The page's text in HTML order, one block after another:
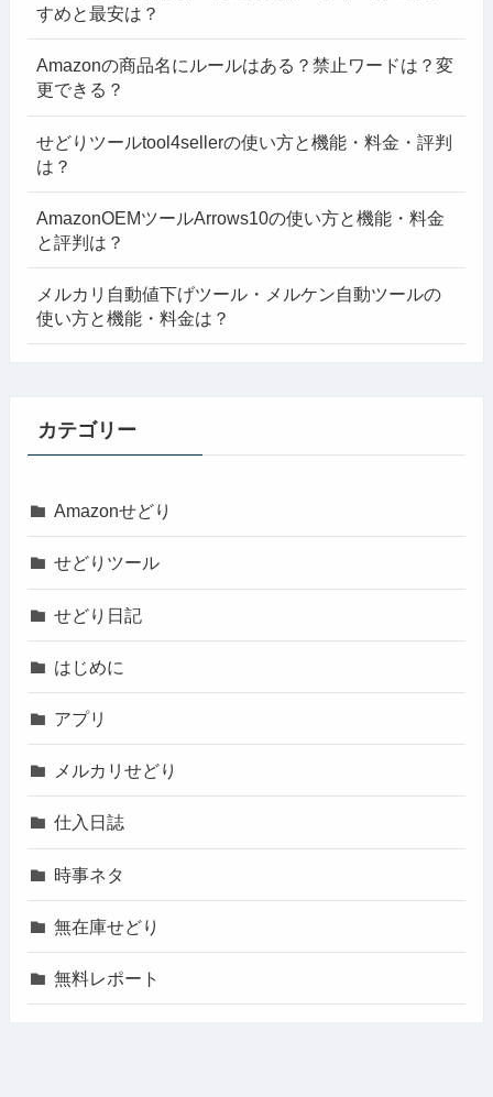
すめと最安は？
Amazonの商品名にルールはある？禁止ワードは？変
更できる？
せどりツールtool4sellerの使い方と機能・料金・評判
は？
AmazonOEMツールArrows10の使い方と機能・料金
と評判は？
メルカリ自動値下げツール・メルケン自動ツールの
使い方と機能・料金は？
カテゴリー
Amazonせどり
せどりツール
せどり日記
はじめに
アプリ
メルカリせどり
仕入日誌
時事ネタ
無在庫せどり
無料レポート